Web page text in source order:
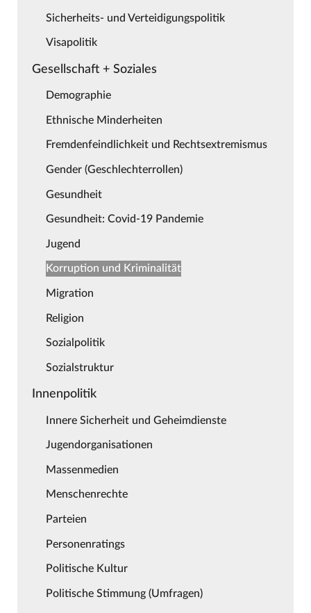
Sicherheits- und Verteidigungspolitik
Visapolitik
Gesellschaft + Soziales
Demographie
Ethnische Minderheiten
Fremdenfeindlichkeit und Rechtsextremismus
Gender (Geschlechterrollen)
Gesundheit
Gesundheit: Covid-19 Pandemie
Jugend
Korruption und Kriminalität
Migration
Religion
Sozialpolitik
Sozialstruktur
Innenpolitik
Innere Sicherheit und Geheimdienste
Jugendorganisationen
Massenmedien
Menschenrechte
Parteien
Personenratings
Politische Kultur
Politische Stimmung (Umfragen)